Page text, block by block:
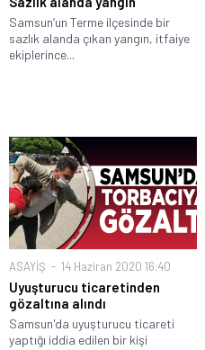
Samsun’un Terme ilçesinde bir
sazlık alanda çıkan yangın, itfaiye
ekiplerince...
ASAYİŞ 14 Haziran 2020 16:40
Uyuşturucu ticaretinden
gözaltına alındı
Samsun'da uyuşturucu ticareti
yaptığı iddia edilen bir kişi